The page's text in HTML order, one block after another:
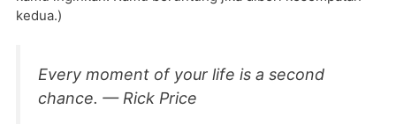
kedua.)
Every moment of your life is a second
chance. — Rick Price